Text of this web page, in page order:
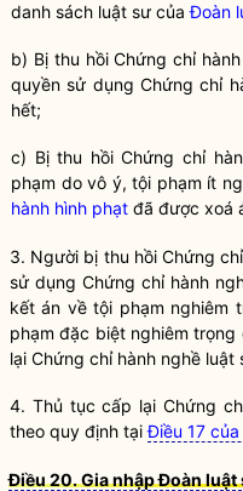
danh sách luật sư củaĐoàn
b) Bị thu hồi Chứng chỉ
quyền sử dụng Chứng chỉ
hết;
c) Bị thu hồi Chứng chỉ
phạm do vô ý, tội phạm ít
hành hình phạt đã được xoá
3. Người bị thu hồi Chứng chỉ
sử dụng Chứng chỉ hành
kết án về tội phạm nghiêm
phạm đặc biệt nghiêm
lại Chứng chỉ hành nghề luật
4. Thủ tục cấp lại Chứng
theo quy định tạiĐiều 17
Điều 20. Gia nhập Đoàn luật